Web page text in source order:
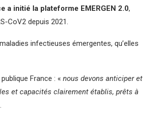
a initié la plateforme EMERGEN 2.0,
CoV2 depuis 2021.
infectieuses émergentes, qu’elles
France : « nous devons anticiper et
et capacités clairement établis, prêts à